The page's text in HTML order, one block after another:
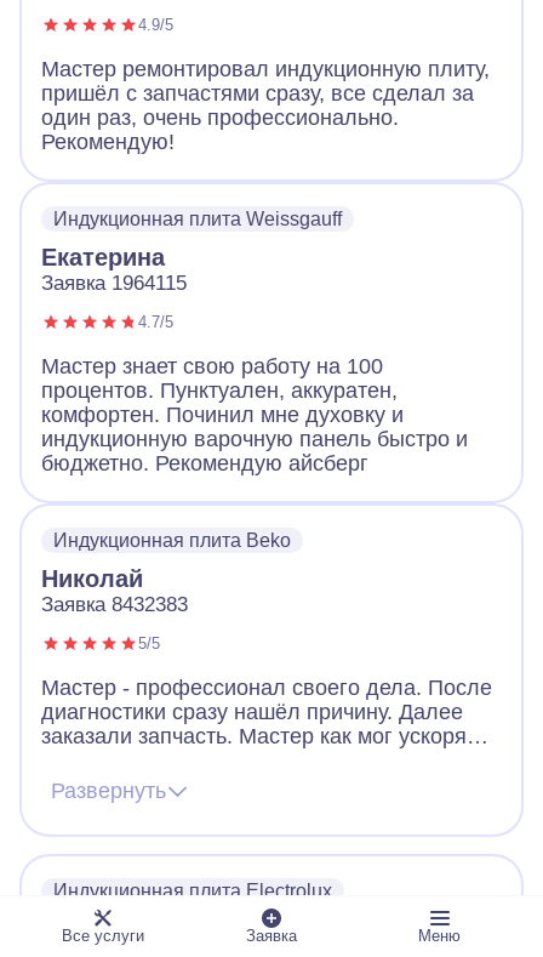
4.9/5
Мастер ремонтировал индукционную плиту,
пришёл с запчастями сразу, все сделал за
один раз, очень профессионально.
Рекомендую!
Индукционная плита Weissgauff
Екатерина
Заявка 1964115
4.7/5
Мастер знает свою работу на 100
процентов. Пунктуален, аккуратен,
комфортен. Починил мне духовку и
индукционную варочную панель быстро и
бюджетно. Рекомендую айсберг
Индукционная плита Beko
Николай
Заявка 8432383
5/5
Мастер - профессионал своего дела. После
диагностики сразу нашёл причину. Далее
заказали запчасть. Мастер как мог ускорял
запчасть, поставили, все работает. Видно,
что человек переживает за клиента. Ещё
дал ценные советы по использованию
посуды для плиты. Огромное спасибо!
Развернуть
Индукционная плита Electrolux
Дмитрий
Все услуги Заявка Меню